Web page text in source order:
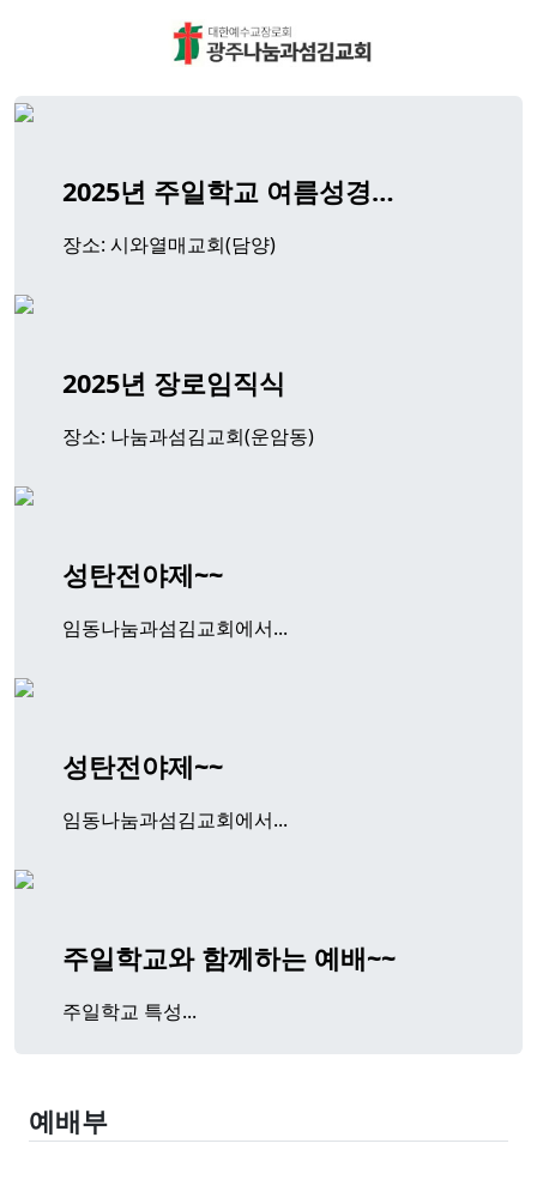
2025년 주일학교 여름성경…
장소: 시와열매교회(담양)
2025년 장로임직식
장소: 나눔과섬김교회(운암동)
성탄전야제~~
임동나눔과섬김교회에서...
성탄전야제~~
임동나눔과섬김교회에서...
주일학교와 함께하는 예배~~
주일학교 특성...
예배부